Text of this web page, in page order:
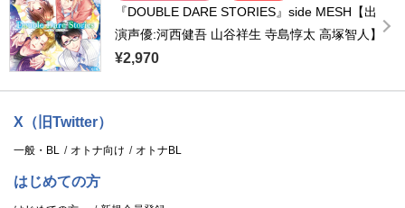
『DOUBLE DARE STORIES』side MESH【出
演声優:河西健吾 山谷祥生 寺島惇太 高塚智人】
¥2,970
X（旧Twitter）
一般・BL オトナ向け オトナBL
はじめての方